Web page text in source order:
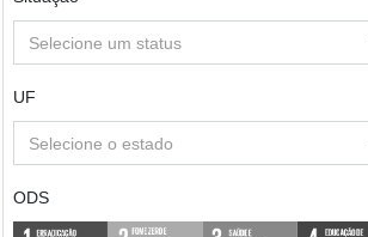
Selecione um status
UF
Selecione o estado
ODS